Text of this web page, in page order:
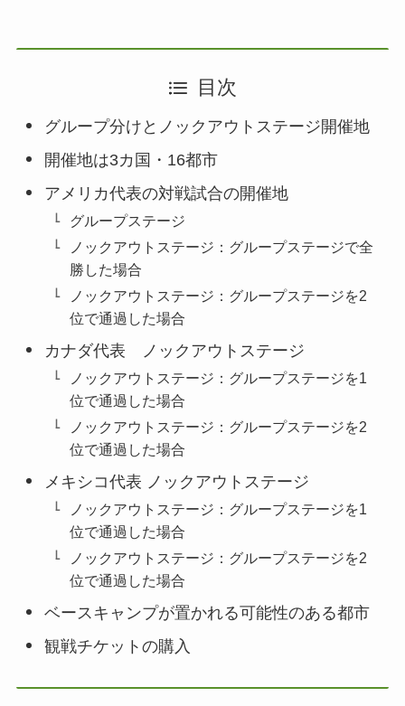
目次
グループ分けとノックアウトステージ開催地
開催地は3カ国・16都市
アメリカ代表の対戦試合の開催地
グループステージ
ノックアウトステージ：グループステージで全
勝した場合
ノックアウトステージ：グループステージを2
位で通過した場合
カナダ代表 ノックアウトステージ
ノックアウトステージ：グループステージを1
位で通過した場合
ノックアウトステージ：グループステージを2
位で通過した場合
メキシコ代表 ノックアウトステージ
ノックアウトステージ：グループステージを1
位で通過した場合
ノックアウトステージ：グループステージを2
位で通過した場合
ベースキャンプが置かれる可能性のある都市
観戦チケットの購入